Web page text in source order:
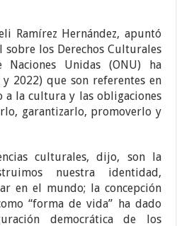
Ramírez Hernández, apuntó
sobre los Derechos Culturales
Unidas (ONU) ha
2022) que son referentes en
a la cultura y las obligaciones
garantizarlo, promoverlo y
culturales, dijo, son la
nuestra identidad,
en el mundo; la concepción
“forma de vida” ha dado
democrática de los